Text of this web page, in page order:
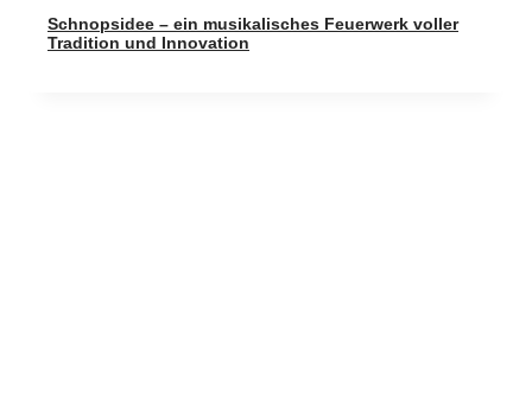
Schnopsidee – ein musikalisches Feuerwerk voller
Tradition und Innovation